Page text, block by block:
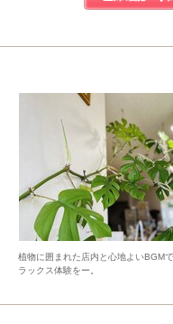
植物に囲まれた店内と心地よいBGM
ラックス体験をー。